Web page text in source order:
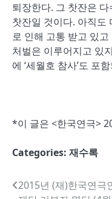
퇴장한다. 그 찻잔은
찻잔일 것이다. 아직도
로 인해 고통 받고 있
처벌은 이루어지고 있
에 ‘세월호 참사’도 포
*이 글은 <한국연극>
Categories: 재수록
글2015년 (재)한국연극